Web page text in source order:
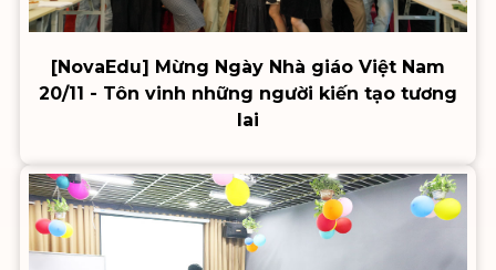
[NovaEdu] Mừng Ngày Nhà giáo Việt Nam
20/11 - Tôn vinh những người kiến tạo tương
lai